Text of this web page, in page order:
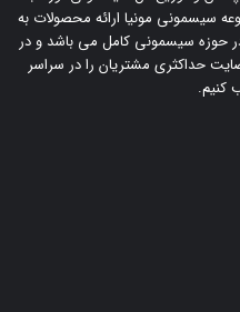
مونیا ارائه محصولات به
حوزه سیسمونی کامل می باشد و در
حداکثری مشتریان را در سراسر
کنیم.